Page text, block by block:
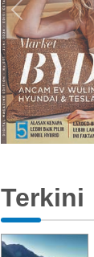
Previous
Terkini